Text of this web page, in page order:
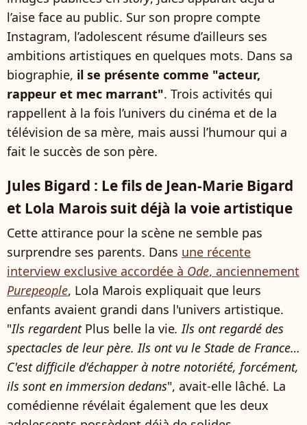
l’aise face au public. Sur son propre compte
Instagram, l’adolescent résume d’ailleurs ses
ambitions artistiques en quelques mots. Dans sa
biographie, il se présente comme "acteur,
rappeur et mec marrant". Trois activités qui
rappellent à la fois l’univers du cinéma et de la
télévision de sa mère, mais aussi l’humour qui a
fait le succès de son père.
Jules Bigard : Le fils de Jean-Marie Bigard
et Lola Marois suit déjà la voie artistique
Cette attirance pour la scène ne semble pas
surprendre ses parents. Dans une récente
interview exclusive accordée à Ode, anciennement
Purepeople, Lola Marois expliquait que leurs
enfants avaient grandi dans l'univers artistique.
"Ils regardent Plus belle la vie. Ils ont regardé des
spectacles de leur père. Ils ont vu le Stade de France…
C'est difficile d'échapper à notre notoriété, forcément,
ils sont en immersion dedans", avait-elle lâché. La
comédienne révélait également que les deux